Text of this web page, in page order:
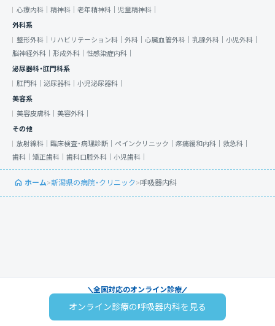
心療内科｜ 精神科｜ 老年精神科｜ 児童精神科｜
外科系
整形外科｜
リハビリテーション科｜ 外科｜ 心臓血管外科｜ 乳腺外科｜ 小児外科｜
脳神経外科｜ 形成外科｜ 性感染症内科｜
泌尿器科・肛門科系
肛門科｜ 泌尿器科｜ 小児泌尿器科｜
美容系
美容皮膚科｜ 美容外科｜
その他
放射線科｜ 臨床検査・病理診断｜ ペインクリニック｜ 疼痛緩和内科｜ 救急科｜
歯科｜ 矯正歯科｜ 歯科口腔外科｜ 小児歯科｜
ホーム>新潟県の病院・クリニック>呼吸器内科
全国対応のオンライン診療
オンライン診療の呼吸器内科を見る